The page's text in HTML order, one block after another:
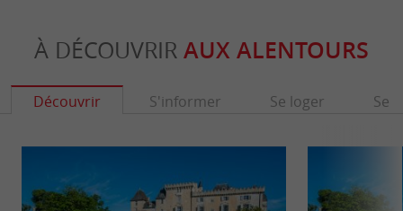
À DÉCOUVRIR AUX ALENTOURS
Découvrir S'informer Se loger Se